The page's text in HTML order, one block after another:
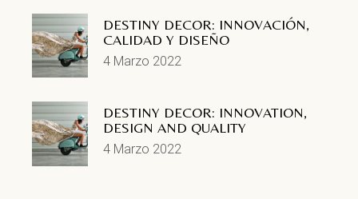
DESTINY DECOR: INNOVACIÓN,
CALIDAD Y DISEÑO
4 Marzo 2022
DESTINY DECOR: INNOVATION,
DESIGN AND QUALITY
4 Marzo 2022